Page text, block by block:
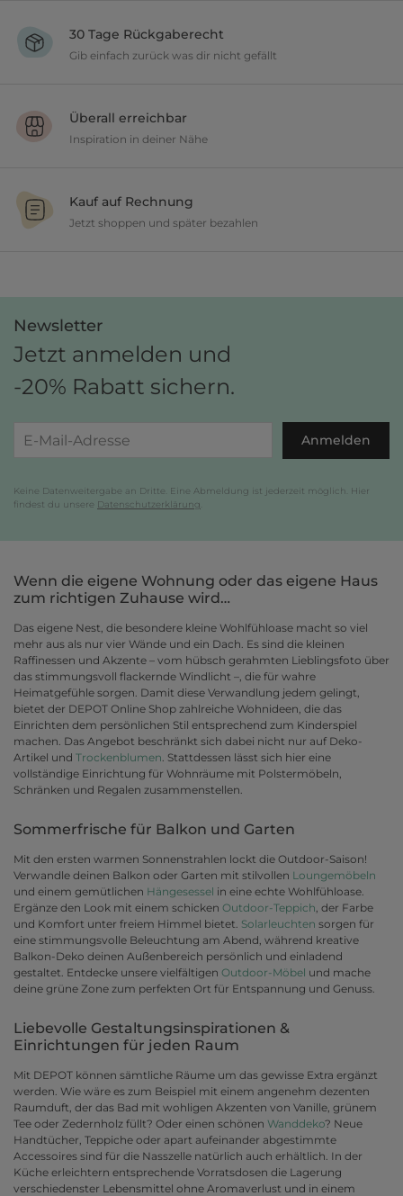
30 Tage Rückgaberecht
Gib einfach zurück was dir nicht gefällt
geben dir 30 Tage Zeit etwas zurückzusenden.
Überall erreichbar
Inspiration in deiner Nähe
lasse dich inspirieren.
Kauf auf Rechnung
Jetzt shoppen und später bezahlen
Newsletter
Jetzt anmelden und
-20% Rabatt sichern.
Anmelden
Keine Datenweitergabe an Dritte. Eine Abmeldung ist jederzeit möglich. Hier
findest du unsere Datenschutzerklärung
Wenn die eigene Wohnung oder das eigene Haus
zum richtigen Zuhause wird…
Das eigene Nest, die besondere kleine Wohlfühloase macht so viel
mehr aus als nur vier Wände und ein Dach. Es sind die kleinen
Raffinessen und Akzente – vom hübsch gerahmten Lieblingsfoto über
das stimmungsvoll flackernde Windlicht –, die für wahre
Heimatgefühle sorgen. Damit diese Verwandlung jedem gelingt,
bietet der DEPOT Online Shop zahlreiche Wohnideen, die das
Einrichten dem persönlichen Stil entsprechend zum Kinderspiel
machen. Das Angebot beschränkt sich dabei nicht nur auf Deko-
Artikel und Trockenblumen . Stattdessen lässt sich hier eine
vollständige Einrichtung für Wohnräume mit Polstermöbeln,
Schränken und Regalen zusammenstellen.
Sommerfrische für Balkon und Garten
Mit den ersten warmen Sonnenstrahlen lockt die Outdoor-Saison!
Verwandle deinen Balkon oder Garten mit stilvollen Loungemöbeln
und einem gemütlichen Hängesessel in eine echte Wohlfühloase.
Ergänze den Look mit einem schicken Outdoor-Teppich , der Farbe
und Komfort unter freiem Himmel bietet. Solarleuchten sorgen für
eine stimmungsvolle Beleuchtung am Abend, während kreative
Balkon-Deko deinen Außenbereich persönlich und einladend
gestaltet. Entdecke unsere vielfältigen Outdoor-Möbel und mache
deine grüne Zone zum perfekten Ort für Entspannung und Genuss.
Liebevolle Gestaltungsinspirationen &
Einrichtungen für jeden Raum
Mit DEPOT können sämtliche Räume um das gewisse Extra ergänzt
werden. Wie wäre es zum Beispiel mit einem angenehm dezenten
Raumduft, der das Bad mit wohligen Akzenten von Vanille, grünem
Tee oder Zedernholz füllt? Oder einen schönen Wanddeko? Neue
Handtücher, Teppiche oder apart aufeinander abgestimmte
Accessoires sind für die Nasszelle natürlich auch erhältlich. In der
Küche erleichtern entsprechende Vorratsdosen die Lagerung
verschiedenster Lebensmittel ohne Aromaverlust und in einem